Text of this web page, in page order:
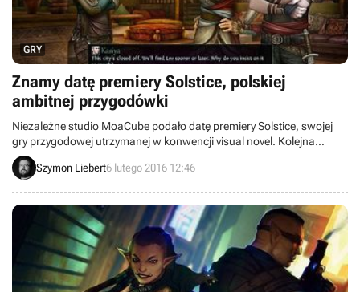
GRY
Znamy datę premiery Solstice, polskiej
ambitnej przygodówki
Niezależne studio MoaCube podało datę premiery Solstice, swojej
gry przygodowej utrzymanej w konwencji visual novel. Kolejna
produkcja autorów Cinders i Bonfire trafi do graczy już w przyszłym
tygodniu. Dla zachęty jeden z bardziej znanych polskich
Szymon Liebert6 lutego 2016 12:46